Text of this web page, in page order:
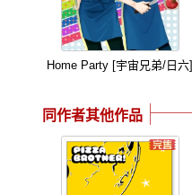
Home Party [宇宙兄弟/日六]
同作者其他作品